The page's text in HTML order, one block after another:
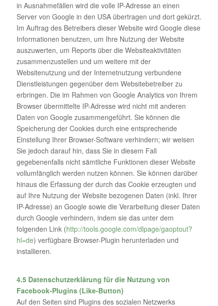
in Ausnahmefällen wird die volle IP-Adresse an einen
Server von Google in den USA übertragen und dort gekürzt.
Im Auftrag des Betreibers dieser Website wird Google diese
Informationen benutzen, um Ihre Nutzung der Website
auszuwerten, um Reports über die Websiteaktivitäten
zusammenzustellen und um weitere mit der
Websitenutzung und der Internetnutzung verbundene
Dienstleistungen gegenüber dem Websitebetreiber zu
erbringen. Die im Rahmen von Google Analytics von Ihrem
Browser übermittelte IP-Adresse wird nicht mit anderen
Daten von Google zusammengeführt. Sie können die
Speicherung der Cookies durch eine entsprechende
Einstellung Ihrer Browser-Software verhindern; wir weisen
Sie jedoch darauf hin, dass Sie in diesem Fall
gegebenenfalls nicht sämtliche Funktionen dieser Website
vollumfänglich werden nutzen können. Sie können darüber
hinaus die Erfassung der durch das Cookie erzeugten und
auf Ihre Nutzung der Website bezogenen Daten (inkl. Ihrer
IP-Adresse) an Google sowie die Verarbeitung dieser Daten
durch Google verhindern, indem sie das unter dem
folgenden Link (http://tools.google.com/dlpage/gaoptout?
hl=de) verfügbare Browser-Plugin herunterladen und
installieren.
4.5 Datenschutzerklärung für die Nutzung von
Facebook-Plugins (Like-Button)
Auf den Seiten sind Plugins des sozialen Netzwerks